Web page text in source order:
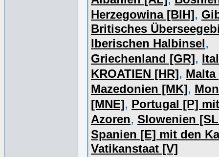
Herzegowina [BIH],
Britisches
Iberischen Halbinsel,
Griechenland [GR],
KROATIEN [HR], Malta
Mazedonien [MK],
[MNE], Portugal [P]
Azoren, Slowenien
Spanien [E] mit den
Vatikanstaat [V]